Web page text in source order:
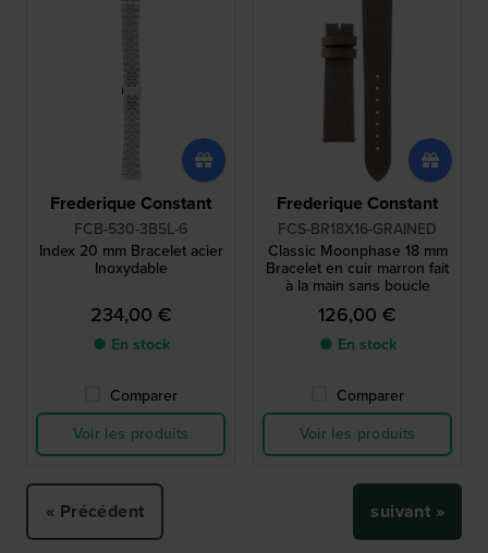
Frederique Constant
FCB-530-3B5L-6
Index 20 mm Bracelet acier
Inoxydable
234,00 €
● En stock
Comparer
Voir les produits
Frederique Constant
FCS-BR18X16-GRAINED
Classic Moonphase 18 mm
Bracelet en cuir marron fait
à la main sans boucle
126,00 €
● En stock
Comparer
Voir les produits
« Précédent suivant »